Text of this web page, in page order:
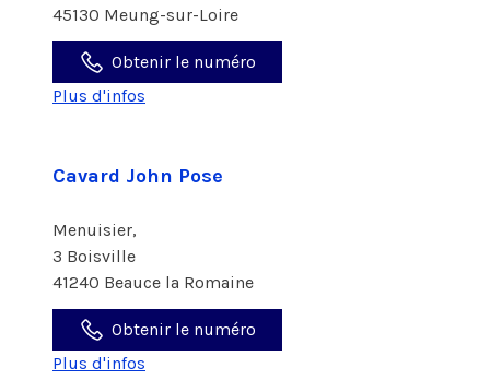
45130 Meung-sur-Loire
Obtenir le numéro
Plus d'infos
Cavard John Pose
Menuisier,
3 Boisville
41240 Beauce la Romaine
Obtenir le numéro
Plus d'infos